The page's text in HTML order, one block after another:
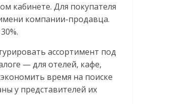
кабинете. Для покупателя
компании-продавца.
ассортимент под
— для отелей, кафе,
время на поиске
у представителей их